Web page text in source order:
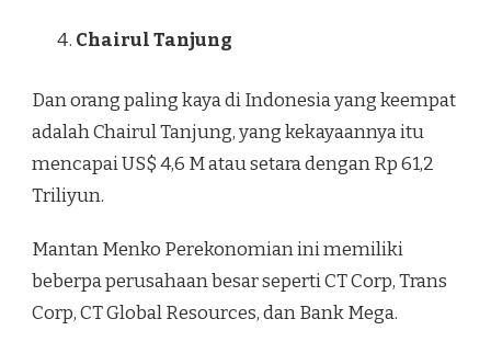
Chairul Tanjung
Dan orang paling kaya di Indonesia yang keempat
adalah Chairul Tanjung, yang kekayaannya itu
mencapai US$ 4,6 M atau setara dengan Rp 61,2
Triliyun.
Mantan Menko Perekonomian ini memiliki
beberpa perusahaan besar seperti CT Corp, Trans
Corp, CT Global Resources, dan Bank Mega.